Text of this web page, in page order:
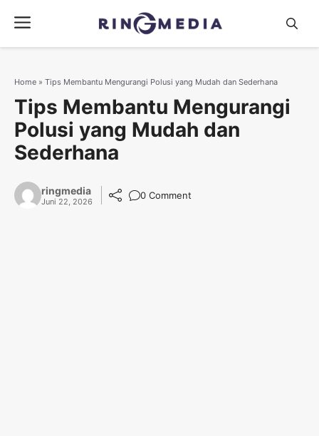
isi
Menu
Home » Tips Membantu Mengurangi Polusi yang Mudah dan Sederhana
Tips Membantu Mengurangi
Polusi yang Mudah dan
Sederhana
ringmedia
Juni 22, 2026
0 Comment